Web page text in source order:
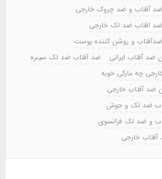
ضد آفتاب و ضد چروک خارجی
ضد افتاب ضد لک خارجی
ضدآفتاب و روشن کننده پوست
ضد آفتاب ایرانی
ضد آفتاب ضد لک سینره
چه مارکی خوبه
ضد آفتاب خارجی
ضد لک و جوش
و ضد لک فرانسوی
آفتاب خارجی